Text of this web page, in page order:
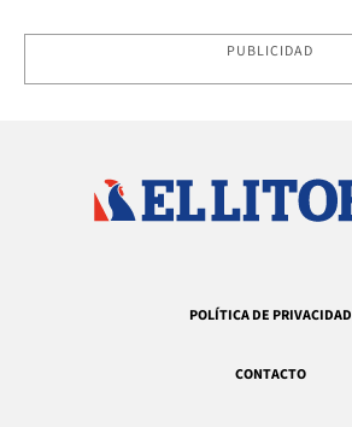
PUBLICIDAD
POLÍTICA DE PRIVACIDAD
CONTACTO